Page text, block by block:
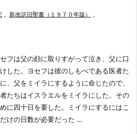
, 新改訳旧聖書（１９７０年版）
,
フは父の顔に取りすがって泣き、父に口
した。
ヨセフは彼のしもべである医者た
、父をミイラにするように命じたので、
たちはイスラエルをミイラにした。 その
に四十日を要した。ミイラにするにはこ
けの日数が必要だった ...